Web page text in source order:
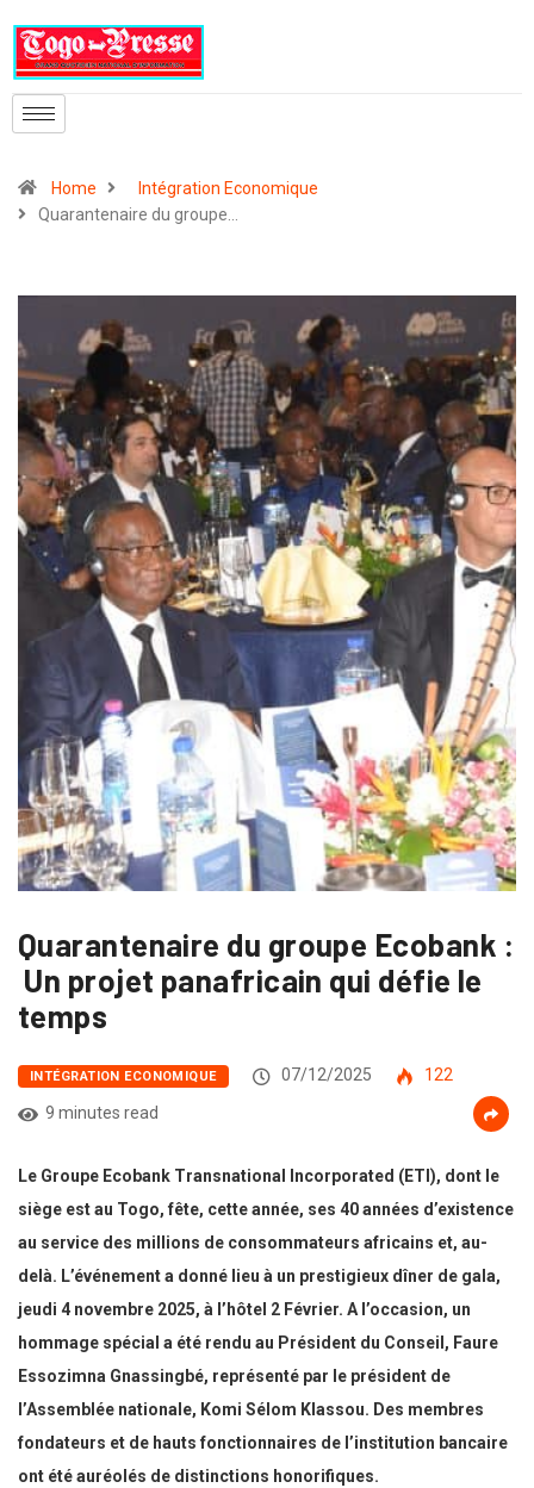
Home
Intégration Economique
Quarantenaire du groupe…
Quarantenaire du groupe Ecobank :
Un projet panafricain qui défie le
temps
INTÉGRATION ECONOMIQUE 07/12/2025
122
9 minutes read
Le Groupe Ecobank Transnational Incorporated (ETI), dont le
siège est au Togo, fête, cette année, ses 40 années d’existence
au service des millions de consommateurs africains et, au-
delà. L’événement a donné lieu à un prestigieux dîner de gala,
jeudi 4 novembre 2025, à l’hôtel 2 Février. A l’occasion, un
hommage spécial a été rendu au Président du Conseil, Faure
Essozimna Gnassingbé, représenté par le président de
l’Assemblée nationale, Komi Sélom Klassou. Des membres
fondateurs et de hauts fonctionnaires de l’institution bancaire
ont été auréolés de distinctions honorifiques.